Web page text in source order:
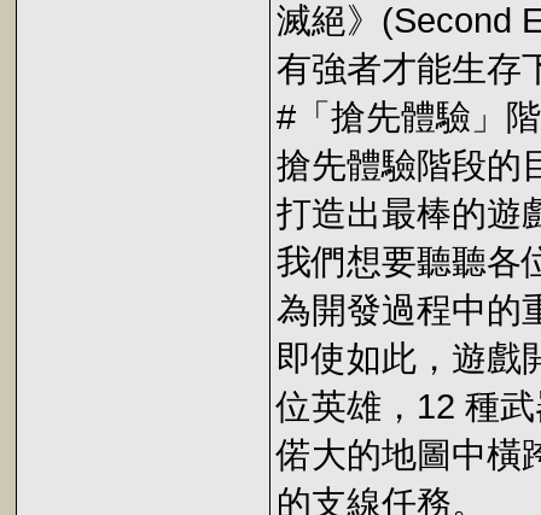
滅絕》(Second
有強者才能生存
#「搶先體驗」
搶先體驗階段的
打造出最棒的遊
我們想要聽聽各
為開發過程中的
即使如此，遊戲
位英雄，12 種
偌大的地圖中橫
的支線任務。